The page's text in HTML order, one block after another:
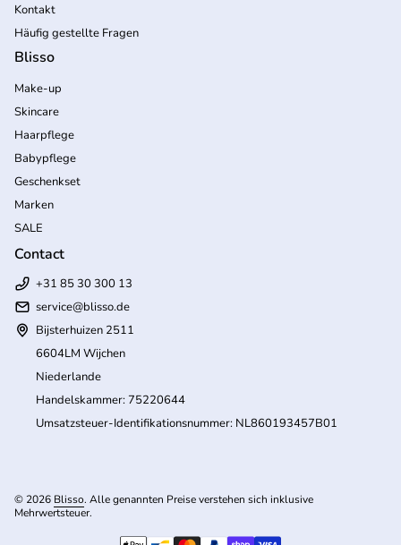
Kontakt
Häufig gestellte Fragen
Blisso
Make-up
Skincare
Haarpflege
Babypflege
Geschenkset
Marken
SALE
Contact
+31 85 30 300 13
service@blisso.de
Bijsterhuizen 2511
6604LM Wijchen
Niederlande
Handelskammer: 75220644
Umsatzsteuer-Identifikationsnummer: NL860193457B01
© 2026 Blisso. Alle genannten Preise verstehen sich inklusive
Mehrwertsteuer.
(Link öffnet in neuem Tab/Fenster)